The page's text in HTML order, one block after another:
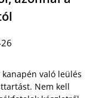
való leülés
Nem kell